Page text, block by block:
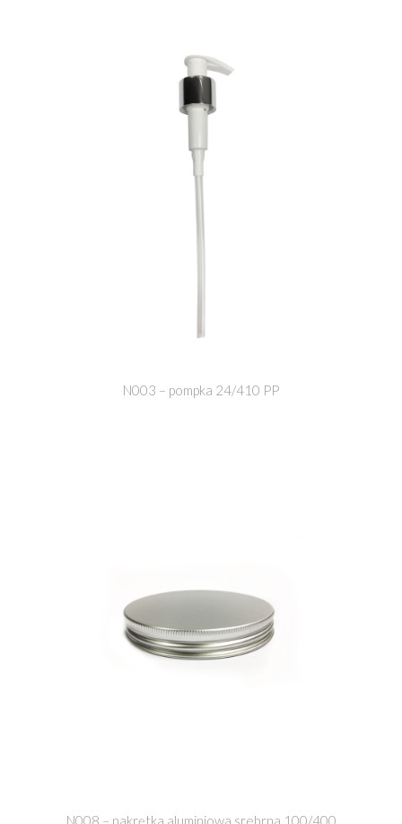
N003 – pompka 24/410 PP
N008 – nakrętka aluminiowa srebrna 100/400